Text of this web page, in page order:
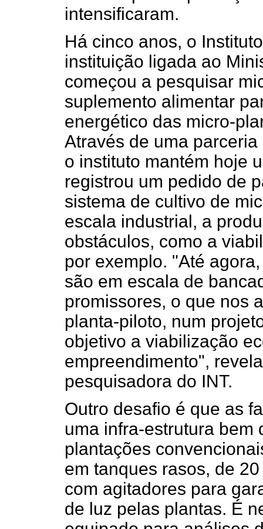
intensificaram.
Há cinco anos, o
instituição ligada ao
começou a pesquisar
suplemento alimentar
energético das micro-
Através de uma
o instituto mantém hoje
registrou um pedido de
sistema de cultivo de
escala industrial, a
obstáculos, como a
por exemplo. "Até
são em escala de
promissores, o que nos
planta-piloto, num
objetivo a viabilização
empreendimento",
pesquisadora do INT.
Outro desafio é que as
uma infra-estrutura bem
plantações
em tanques rasos, de
com agitadores para
de luz pelas plantas. É